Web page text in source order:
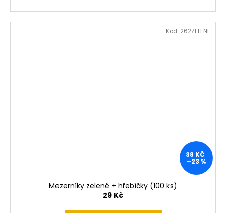
38 KČ
–23 %
Mezerníky zelené + hřebíčky (100 ks)
29 Kč
Kód: 262ZELENE